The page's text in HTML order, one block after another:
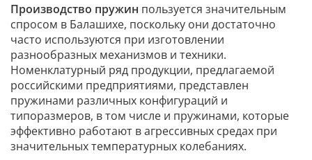
Производство пружин пользуется значительным
спросом в Балашихе, поскольку они достаточно
часто используются при изготовлении
разнообразных механизмов и техники.
Номенклатурный ряд продукции, предлагаемой
российскими предприятиями, представлен
пружинами различных конфигураций и
типоразмеров, в том числе и пружинами, которые
эффективно работают в агрессивных средах при
значительных температурных колебаниях.